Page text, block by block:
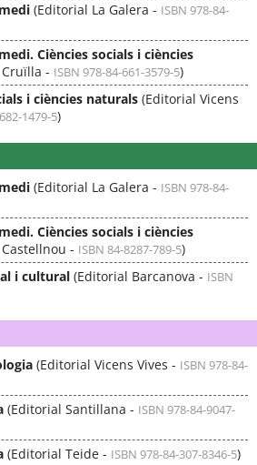
(Editorial La Galera - ISBN 978-84-
Ciències socials i ciències
- ISBN 978-84-661-3579-5)
i ciències naturals (Editorial Vicens
1479-5)
(Editorial La Galera - ISBN 978-84-
Ciències socials i ciències
- ISBN 84-8287-789-5)
i cultural (Editorial Barcanova - ISBN
(Editorial Vicens Vives - ISBN 978-84-
(Editorial Santillana - ISBN 978-84-9047-
(Editorial Teide - ISBN 978-84-307-8346-5)